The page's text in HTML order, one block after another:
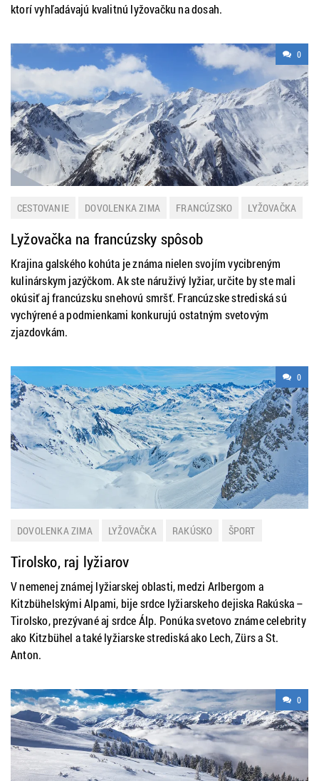
ktorí vyhľadávajú kvalitnú lyžovačku na dosah.
0
CESTOVANIE DOVOLENKA ZIMA FRANCÚZSKO
LYŽOVAČKA
ZIMNÁ DOVOLENKA
Lyžovačka na francúzsky spôsob
Krajina galského kohúta je známa nielen svojím vycibreným
kulinárskym jazýčkom. Ak ste náruživý lyžiar, určite by ste mali
okúsiť aj francúzsku snehovú smršť. Francúzske strediská sú
vychýrené a podmienkami konkurujú ostatným svetovým
zjazdovkám.
0
DOVOLENKA ZIMA LYŽOVAČKA RAKÚSKO
ŠPORT
ZAHRANIČIE
ZIMNÁ DOVOLENKA
Tirolsko, raj lyžiarov
V nemenej známej lyžiarskej oblasti, medzi Arlbergom a
Kitzbühelskými Alpami, bije srdce lyžiarskeho dejiska Rakúska –
Tirolsko, prezývané aj srdce Álp. Ponúka svetovo známe celebrity
ako Kitzbühel a také lyžiarske strediská ako Lech, Zürs a St.
Anton.
0